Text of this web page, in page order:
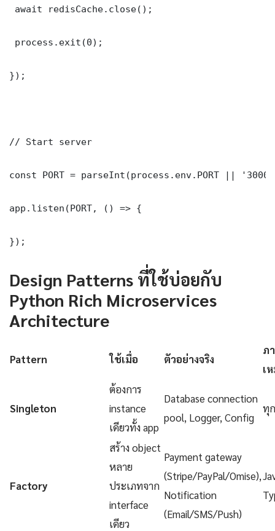
await redisCache.close();
process.exit(0);
});
// Start server
const PORT = parseInt(process.env.PORT ||
app.listen(PORT, () => {
});
Design Patterns ที่ใช้บ่อยกับ
Python Rich Microservices
Architecture
Pattern ใช้เมื่อ ตัวอย่างจริง
ภ
เ
Singleton
ต้องการ
instance
เดียวทั้ง app
Database connection
pool, Logger, Config
ทุ
Factory
สร้าง object
หลาย
ประเภทจาก
interface
เดียว
Payment gateway
(Stripe/PayPal/Omise),
Notification
(Email/SMS/Push)